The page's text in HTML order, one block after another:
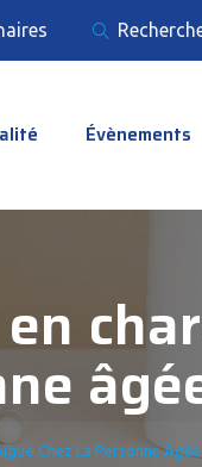
Évènements
Chez La Personne Âgée